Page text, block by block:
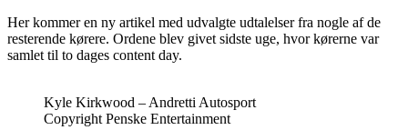
Her kommer en ny artikel med udvalgte udtalelser fra nogle af de
resterende kørere. Ordene blev givet sidste uge, hvor kørerne var
samlet til to dages content day.
Kyle Kirkwood – Andretti Autosport
Copyright Penske Entertainment